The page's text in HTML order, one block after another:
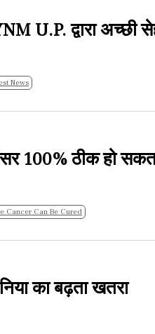
U.P. द्वारा अच्छी
News
100% ठीक हो
Cancer Can Be Cured
का बढ़ता खतरा